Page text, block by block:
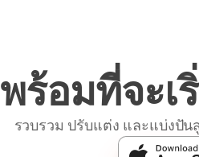
พร้อมที่จะเ
รวบรวม ปรับแต่ง และแบ่งปั